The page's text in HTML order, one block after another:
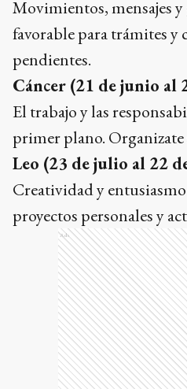
Movimientos, mensajes
favorable para trámites y
pendientes.
Cáncer (21 de junio al
El trabajo y las
primer plano. Organizate
Leo (23 de julio al 22
Creatividad y
proyectos personales y
Ads